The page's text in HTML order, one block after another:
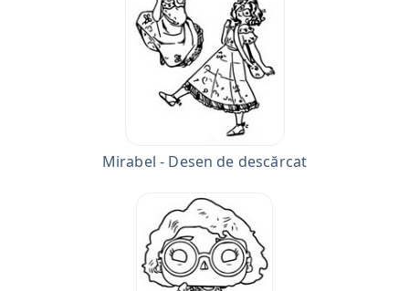
Mirabel - Desen de descărcat